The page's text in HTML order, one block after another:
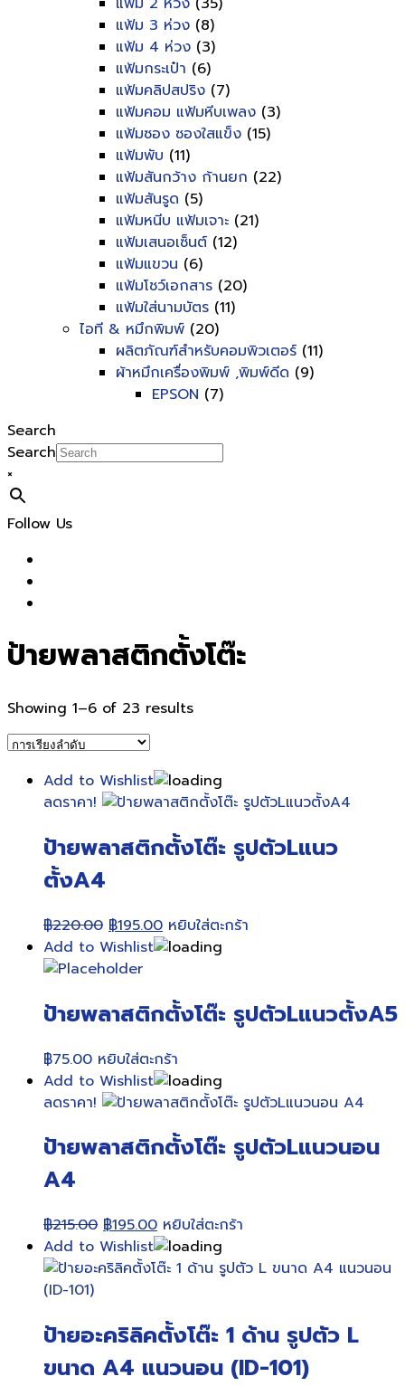
แฟ้ม 3 ห่วง (8)
แฟ้ม 4 ห่วง (3)
แฟ้มกระเป๋า (6)
แฟ้มคลิปสปริง (7)
แฟ้มคอม แฟ้มหีบเพลง (3)
แฟ้มซอง ซองใสแข็ง (15)
แฟ้มพับ (11)
แฟ้มสันกว้าง ก้านยก (22)
แฟ้มสันรูด (5)
แฟ้มหนีบ แฟ้มเจาะ (21)
แฟ้มเสนอเซ็นต์ (12)
แฟ้มแขวน (6)
แฟ้มโชว์เอกสาร (20)
แฟ้มใส่นามบัตร (11)
ไอที & หมึกพิมพ์ (20)
ผลิตภัณฑ์สำหรับคอมพิวเตอร์ (11)
ผ้าหมึกเครื่องพิมพ์ ,พิมพ์ดีด (9)
EPSON (7)
Search
Search
×
Follow Us
ป้ายพลาสติกตั้งโต๊ะ
Showing 1–6 of 23 results
Add to Wishlist
ลดราคา!
ป้ายพลาสติกตั้งโต๊ะ รูปตัวLแนว
ตั้งA4
฿220.00 Original
price
was:
฿195.00Current
price
หยิบใส่ตะกร้า
Add to Wishlist
ป้ายพลาสติกตั้งโต๊ะ รูปตัวLแนวตั้งA5
฿75.00 หยิบใส่ตะกร้า
Add to Wishlist
ลดราคา!
ป้ายพลาสติกตั้งโต๊ะ รูปตัวLแนวนอน
A4
฿215.00 Original
price
was:
฿195.00Current
price
is:
หยิบใส่ตะกร้า
Add to Wishlist
ป้ายอะคริลิคตั้งโต๊ะ 1 ด้าน รูปตัว L
ขนาด A4 แนวนอน (ID-101)